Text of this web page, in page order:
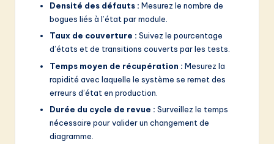
Densité des défauts : Mesurez le nombre de
bogues liés à l’état par module.
Taux de couverture : Suivez le pourcentage
d’états et de transitions couverts par les tests.
Temps moyen de récupération : Mesurez la
rapidité avec laquelle le système se remet des
erreurs d’état en production.
Durée du cycle de revue : Surveillez le temps
nécessaire pour valider un changement de
diagramme.